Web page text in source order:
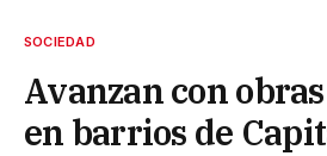
SOCIEDAD
Avanzan con
en barrios de